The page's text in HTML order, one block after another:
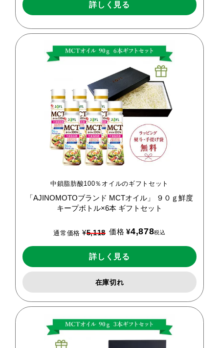
詳しく見る
中鎖脂肪酸100％オイルのギフトセット
「AJINOMOTOブランド MCTオイル」
９０ｇ鮮度
キープボトル×6本 ギフトセット
通常価格 ¥5,118 価格 ¥4,878税込
詳しく見る
在庫切れ